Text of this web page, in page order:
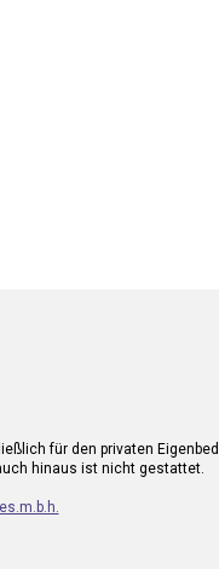
für den privaten
hinaus ist nicht gestattet.